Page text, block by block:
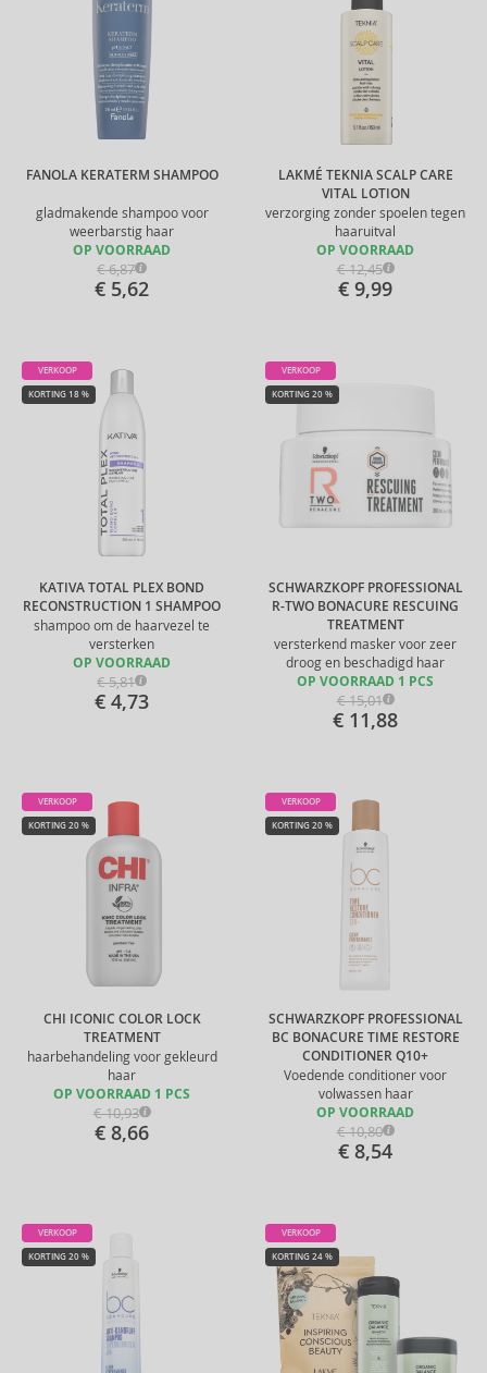
FANOLA KERATERM SHAMPOO
gladmakende shampoo voor
weerbarstig haar
OP VOORRAAD
€ 6,87
€ 5,62
LAKMÉ TEKNIA SCALP CARE
VITAL LOTION
verzorging zonder spoelen tegen
haaruitval
OP VOORRAAD
€ 12,45
€ 9,99
KATIVA TOTAL PLEX BOND
RECONSTRUCTION 1 SHAMPOO
shampoo om de haarvezel te
versterken
VERKOOP
KORTING 18 %
OP VOORRAAD
€ 5,81
€ 4,73
SCHWARZKOPF PROFESSIONAL
R-TWO BONACURE RESCUING
TREATMENT
versterkend masker voor zeer
droog en beschadigd haar
VERKOOP
KORTING 20 %
OP VOORRAAD 1 PCS
€ 15,01
€ 11,88
CHI ICONIC COLOR LOCK
TREATMENT
haarbehandeling voor gekleurd
haar
VERKOOP
KORTING 20 %
OP VOORRAAD 1 PCS
€ 10,93
€ 8,66
SCHWARZKOPF PROFESSIONAL
BC BONACURE TIME RESTORE
CONDITIONER Q10+
Voedende conditioner voor
volwassen haar
VERKOOP
KORTING 20 %
OP VOORRAAD
€ 10,80
€ 8,54
VERKOOP
KORTING 20 %
VERKOOP
KORTING 24 %